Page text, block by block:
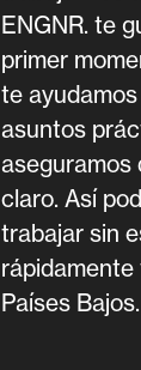
ENGNR. te
primer
te
asuntos
aseguramos
claro. Así
trabajar sin
rápidamente
Países Bajos.